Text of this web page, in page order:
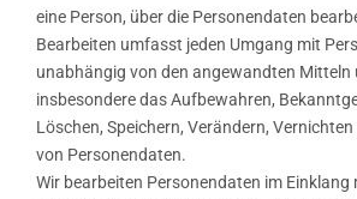
eine Person, über die Personendaten
Bearbeiten umfasst jeden Umgang mit
unabhängig von den angewandten Mitteln
insbesondere das Aufbewahren,
Löschen, Speichern, Verändern,
von Personendaten.
Wir bearbeiten Personendaten im Einklang